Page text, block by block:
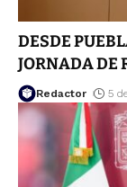
DESDE
JORNADA DE
Redactor 5